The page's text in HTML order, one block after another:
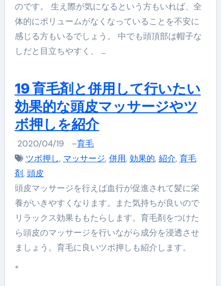
のです。 生え際が気になるという方もいれば、全
体的にボリュームがなくなっていることを不安に
感じる方もいるでしょう。 中でも頭頂部は帽子な
しだと目立ちやすく、 …
19 育毛剤と併用して行いたい
効果的な頭皮マッサージやツ
ボ押しを紹介
2020/04/19 –育毛
ツボ押し, マッサージ, 併用, 効果的, 紹介, 育毛
剤, 頭皮
頭皮マッサージを行えば血行が促進されて髪に栄
養がいきやすくなります。また気持ちが良いので
リラックス効果ももたらします。育毛剤をつけた
ら頭皮のマッサージを行いながら成分を浸透させ
ましょう。育毛に良いツボ押しも紹介します。
*